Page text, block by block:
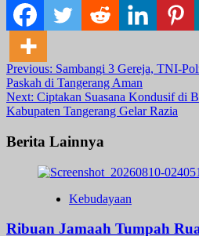
Post
navigation
Previous: Sambangi 3 Gereja, TNI-
Paskah di Tangerang Aman
Next: Ciptakan Suasana Kondusif di
Kabupaten Tangerang Gelar Razia
Berita Lainnya
Kebudayaan
Ribuan Jamaah Tumpah